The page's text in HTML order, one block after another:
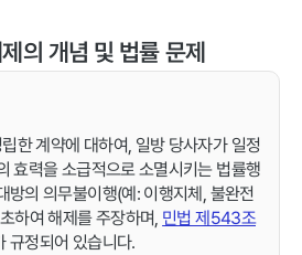
의 개념 및 법률 문제
한 계약에 대하여, 일방 당사자가 일정
효력을 소급적으로 소멸시키는 법률행
방의 의무불이행(예: 이행지체, 불완전
하여 해제를 주장하며, 민법 제543조
규정되어 있습니다.